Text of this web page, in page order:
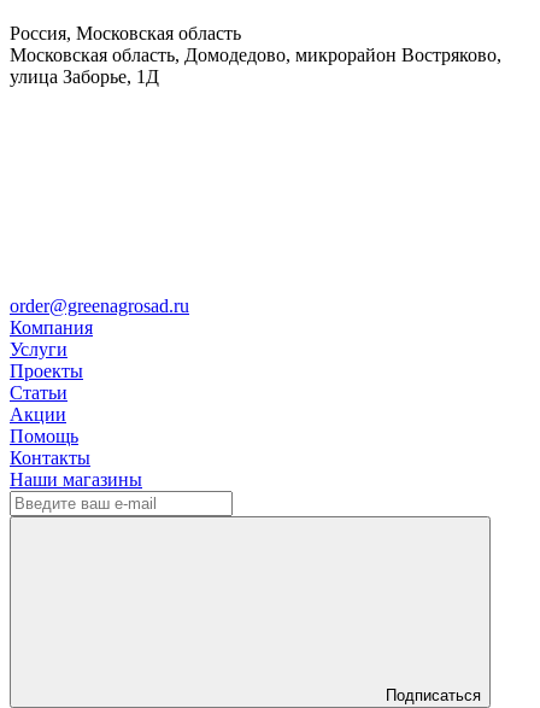
Россия, Московская область
Московская область, Домодедово, микрорайон Востряково,
улица Заборье, 1Д
order@greenagrosad.ru
Компания
Услуги
Проекты
Статьи
Акции
Помощь
Контакты
Наши магазины
Подписаться